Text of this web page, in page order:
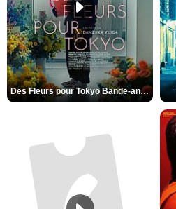
Des Fleurs pour Tokyo Bande-annonce VO STFR